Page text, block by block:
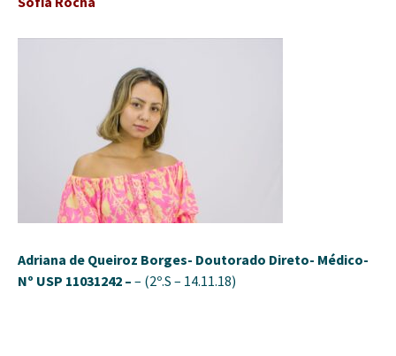
Adriana de Queiroz Borges- Doutorado Direto- Médico-
Nº USP 11031242 – – (2º.S – 14.11.18)